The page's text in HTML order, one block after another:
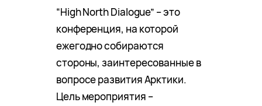
“High North Dialogue” – это
конференция, на которой
ежегодно собираются
стороны, заинтересованные в
вопросе развития Арктики.
Цель мероприятия –